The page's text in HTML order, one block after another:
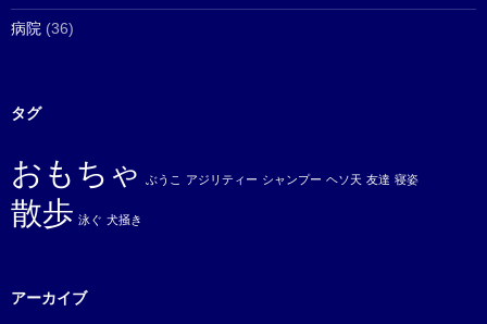
病院 (36)
タグ
おもちゃ ぶうこ アジリティー シャンプー ヘソ天 友達 寝姿
散歩 泳ぐ 犬掻き
アーカイブ